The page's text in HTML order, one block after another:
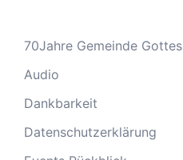
70Jahre Gemeinde Gottes
Audio
Dankbarkeit
Datenschutzerklärung